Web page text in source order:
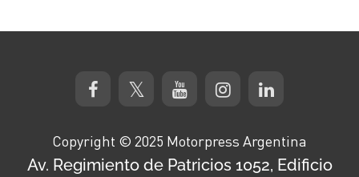
Copyright © 2025 Motorpress Argentina
Av. Regimiento de Patricios 1052, Edificio